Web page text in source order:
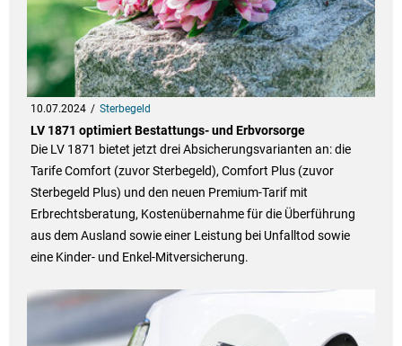
10.07.2024 Sterbegeld
LV 1871 optimiert Bestattungs- und Erbvorsorge
Die LV 1871 bietet jetzt drei Absicherungsvarianten an: die
Tarife Comfort (zuvor Sterbegeld), Comfort Plus (zuvor
Sterbegeld Plus) und den neuen Premium-Tarif mit
Erbrechtsberatung, Kostenübernahme für die Überführung
aus dem Ausland sowie einer Leistung bei Unfalltod sowie
eine Kinder- und Enkel-Mitversicherung.